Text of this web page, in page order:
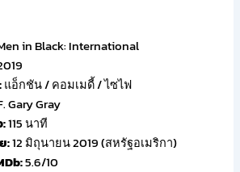
in Black: International
แอ็กชัน / คอมเมดี้ / ไซไฟ
Gary Gray
115 นาที
:12 มิถุนายน 2019 (สหรัฐอเมริกา)
5.6/10